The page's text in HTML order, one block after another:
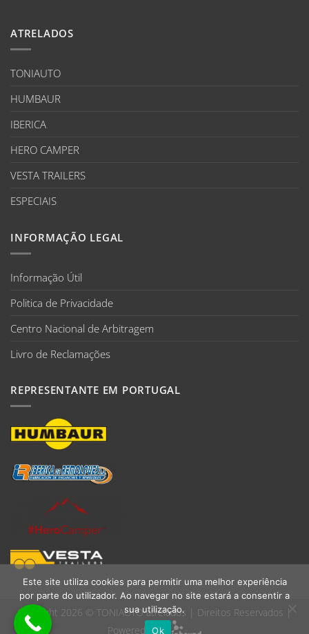
ATRELADOS
TONIAUTO
HUMBAUR
IBERICA
HERO CAMPER
VESTA TRAILERS
ESPECIAIS
INFORMAÇÃO LEGAL
Informação Útil
Politica de Privacidade
Centro Nacional de Arbitragem
Livro de Reclamações
REPRESENTANTE EM PORTUGAL
Copyright 2026 © TONIAUTO atrelados | Direitos Reservados |
Powered by:
Este site utiliza cookies para permitir uma melhor experiência
por parte do utilizador. Ao navegar no site estará a consentir a
sua utilização.
Ok